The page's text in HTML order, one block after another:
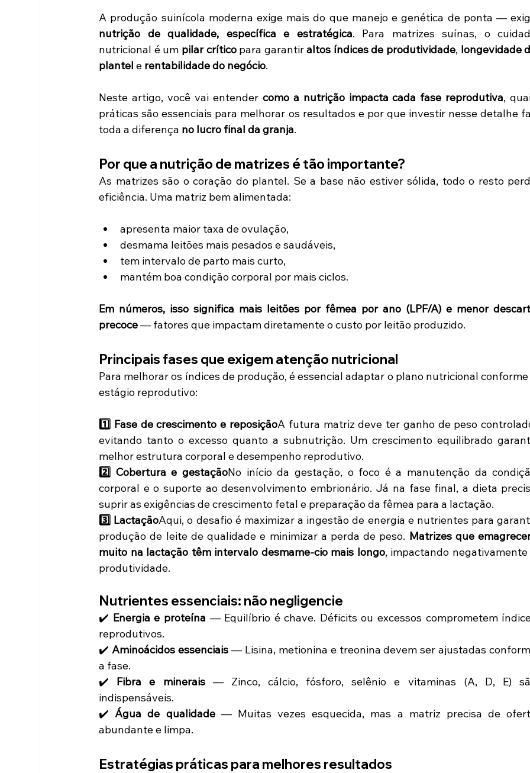
nutrição de qualidade, específica e estratégica. Para matrizes suínas, o
nutricional é um pilar crítico para garantir altos índices de produtividade, longevidade
plantel e rentabilidade do negócio.
Neste artigo, você vai entender como a nutrição impacta cada fase reprodutiva,
práticas são essenciais para melhorar os resultados e por que investir nesse detalhe
toda a diferença no lucro final da granja.
Por que a nutrição de matrizes é tão importante?
As matrizes são o coração do plantel. Se a base não estiver sólida, todo o resto
eficiência. Uma matriz bem alimentada:
apresenta maior taxa de ovulação,
desmama leitões mais pesados e saudáveis,
tem intervalo de parto mais curto,
mantém boa condição corporal por mais ciclos.
Em números, isso significa mais leitões por fêmea por ano (LPF/A) e menor
precoce — fatores que impactam diretamente o custo por leitão produzido.
Principais fases que exigem atenção nutricional
Para melhorar os índices de produção, é essencial adaptar o plano nutricional conforme
estágio reprodutivo:
1️⃣ Fase de crescimento e reposiçãoA futura matriz deve ter ganho de peso
evitando tanto o excesso quanto a subnutrição. Um crescimento equilibrado
melhor estrutura corporal e desempenho reprodutivo.
2️⃣ Cobertura e gestaçãoNo início da gestação, o foco é a manutenção da
corporal e o suporte ao desenvolvimento embrionário. Já na fase final, a dieta
suprir as exigências de crescimento fetal e preparação da fêmea para a lactação.
3️⃣ LactaçãoAqui, o desafio é maximizar a ingestão de energia e nutrientes para
produção de leite de qualidade e minimizar a perda de peso. Matrizes que
muito na lactação têm intervalo desmame-cio mais longo, impactando negativamente
produtividade.
Nutrientes essenciais: não negligencie
✔️ Energia e proteína — Equilíbrio é chave. Déficits ou excessos comprometem
reprodutivos.
✔️ Aminoácidos essenciais — Lisina, metionina e treonina devem ser ajustadas
a fase.
✔️ Fibra e minerais — Zinco, cálcio, fósforo, selênio e vitaminas (A, D, E)
indispensáveis.
✔️ Água de qualidade — Muitas vezes esquecida, mas a matriz precisa de
abundante e limpa.
Estratégias práticas para melhores resultados